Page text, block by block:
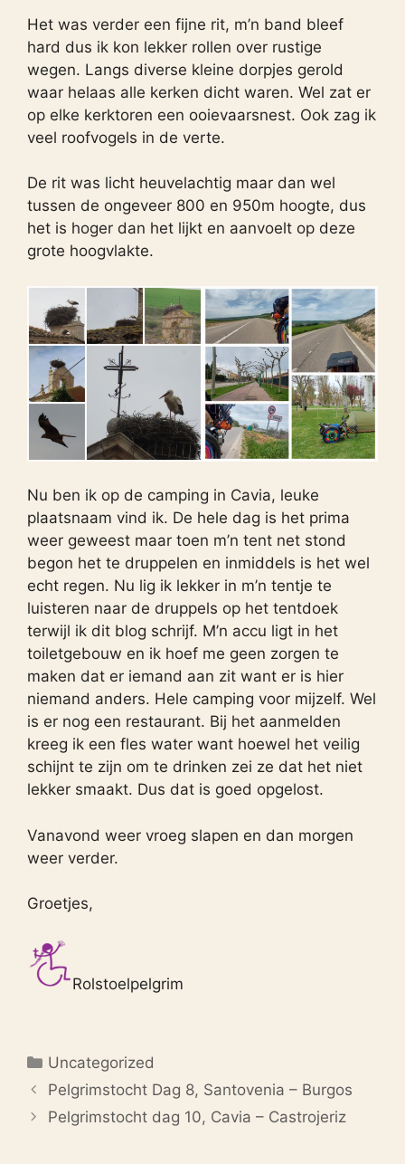
Het was verder een fijne rit, m’n band bleef
hard dus ik kon lekker rollen over rustige
wegen. Langs diverse kleine dorpjes gerold
waar helaas alle kerken dicht waren. Wel zat er
op elke kerktoren een ooievaarsnest. Ook zag ik
veel roofvogels in de verte.
De rit was licht heuvelachtig maar dan wel
tussen de ongeveer 800 en 950m hoogte, dus
het is hoger dan het lijkt en aanvoelt op deze
grote hoogvlakte.
Nu ben ik op de camping in Cavia, leuke
plaatsnaam vind ik. De hele dag is het prima
weer geweest maar toen m’n tent net stond
begon het te druppelen en inmiddels is het wel
echt regen. Nu lig ik lekker in m’n tentje te
luisteren naar de druppels op het tentdoek
terwijl ik dit blog schrijf. M’n accu ligt in het
toiletgebouw en ik hoef me geen zorgen te
maken dat er iemand aan zit want er is hier
niemand anders. Hele camping voor mijzelf. Wel
is er nog een restaurant. Bij het aanmelden
kreeg ik een fles water want hoewel het veilig
schijnt te zijn om te drinken zei ze dat het niet
lekker smaakt. Dus dat is goed opgelost.
Vanavond weer vroeg slapen en dan morgen
weer verder.
Groetjes,
Rolstoelpelgrim
Categorieën
Uncategorized
Pelgrimstocht Dag 8, Santovenia – Burgos
Pelgrimstocht dag 10, Cavia – Castrojeriz